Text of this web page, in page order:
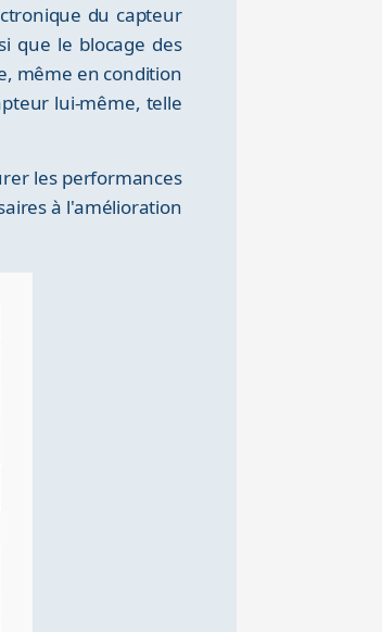
du capteur
que le blocage des
même en condition
lui-même, telle
les performances
à l'amélioration